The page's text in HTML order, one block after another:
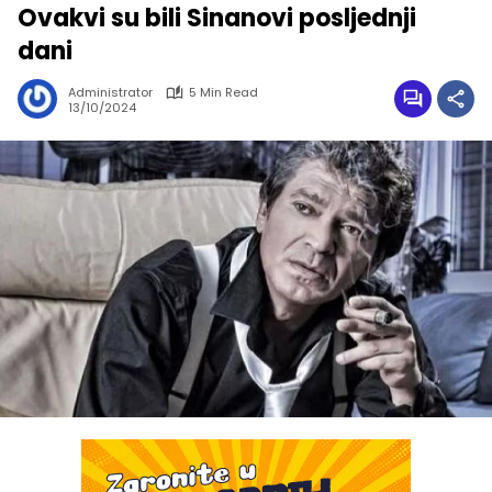
Ovakvi su bili Sinanovi posljednji
dani
Administrator
5 Min Read
13/10/2024